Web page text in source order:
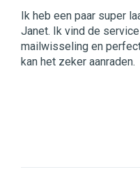
Ik heb een paar super
Janet. Ik vind de
mailwisseling en
kan het zeker aanraden.